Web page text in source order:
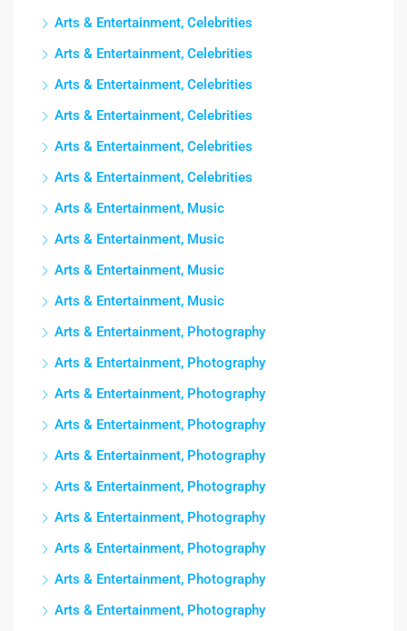
Arts & Entertainment, Celebrities
Arts & Entertainment, Celebrities
Arts & Entertainment, Celebrities
Arts & Entertainment, Celebrities
Arts & Entertainment, Celebrities
Arts & Entertainment, Celebrities
Arts & Entertainment, Music
Arts & Entertainment, Music
Arts & Entertainment, Music
Arts & Entertainment, Music
Arts & Entertainment, Photography
Arts & Entertainment, Photography
Arts & Entertainment, Photography
Arts & Entertainment, Photography
Arts & Entertainment, Photography
Arts & Entertainment, Photography
Arts & Entertainment, Photography
Arts & Entertainment, Photography
Arts & Entertainment, Photography
Arts & Entertainment, Photography